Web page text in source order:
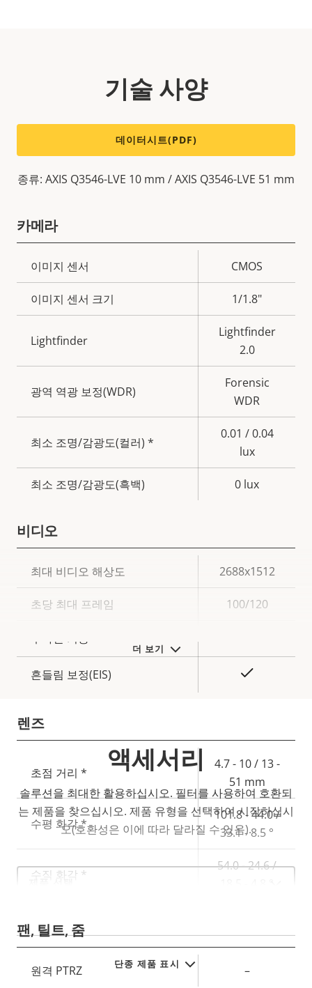
더 보기
기술 사양
데이터시트(PDF)
종류: AXIS Q3546-LVE 10 mm / AXIS Q3546-LVE 51 mm
카메라
속
성
설
명
속
성
값
이미지 센서 CMOS
이미지 센서 크기 1/1.8"
Lightfinder
Lightfinder
2.0
광역 역광 보정(WDR)
Forensic
WDR
최소 조명/감광도(컬러) *
0.01 / 0.04
lux
최소 조명/감광도(흑백) 0 lux
비디오
속
성
설
속
성
최대 비디오 해상도 2688x1512
초당 최대 프레임 100/120
주야간 기능
흔들림 보정(EIS)
렌즈
성
설
명
속
성
값
초점 거리 *
4.7 - 10 / 13 -
51 mm
수평 화각 *
101.8 - 44.0 /
33.1 - 8.5 °
수직 화각 *
54.0 - 24.6 /
팬, 틸트, 줌
속
속
원격 PTRZ –
액세서리
솔루션을 최대한 활용하십시오. 필터를 사용하여 호환되
는 제품을 찾으십시오. 제품 유형을 선택하여 시작하십시
오(호환성은 이에 따라 달라질 수 있음).
Select
단종 제품 표시